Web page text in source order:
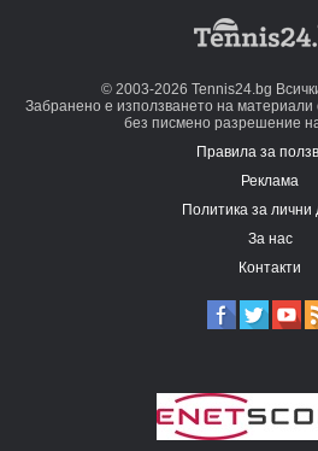
© 2003-2026 Tennis24.bg
Забранено е използването на материали
без писмено разрешение
Правила за
Реклама
Политика за лични
За нас
Контакти